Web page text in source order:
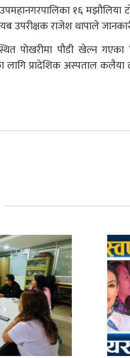
१६ मझौलिया
उपरीक्षक राजेश थापाले
पोखरीमा पौडी खेल्न
लागि प्रादेशिक अस्पताल